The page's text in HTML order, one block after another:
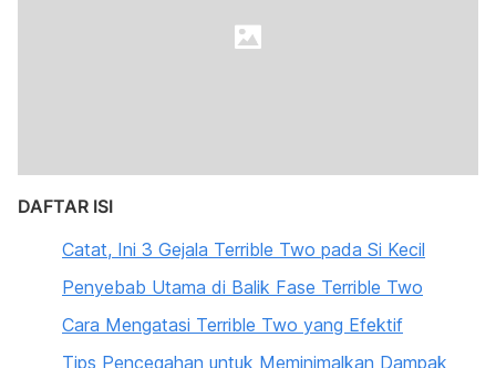
DAFTAR ISI
Catat, Ini 3 Gejala Terrible Two pada Si Kecil
Penyebab Utama di Balik Fase Terrible Two
Cara Mengatasi Terrible Two yang Efektif
Tips Pencegahan untuk Meminimalkan Dampak